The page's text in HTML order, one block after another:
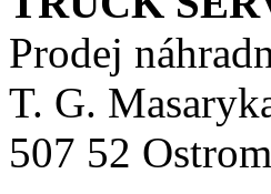
Prodej
T. G.
507 52